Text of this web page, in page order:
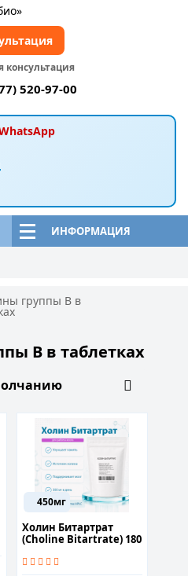
ИНФОРМАЦИЯ
консультация
520-97-00
группы B в
B в таблетках
450мг
Холин Битартрат
(Choline Bitartrate) 180